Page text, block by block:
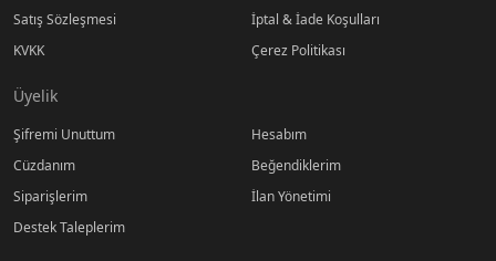
Satış Sözleşmesi
İptal & İade Koşulları
KVKK
Çerez Politikası
Üyelik
Şifremi Unuttum
Hesabım
Cüzdanım
Beğendiklerim
Siparişlerim
İlan Yönetimi
Destek Taleplerim